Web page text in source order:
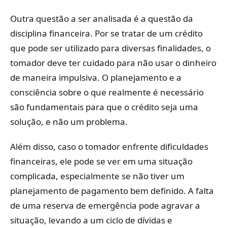
Outra questão a ser analisada é a questão da
disciplina financeira. Por se tratar de um crédito
que pode ser utilizado para diversas finalidades, o
tomador deve ter cuidado para não usar o dinheiro
de maneira impulsiva. O planejamento e a
consciência sobre o que realmente é necessário
são fundamentais para que o crédito seja uma
solução, e não um problema.
Além disso, caso o tomador enfrente dificuldades
financeiras, ele pode se ver em uma situação
complicada, especialmente se não tiver um
planejamento de pagamento bem definido. A falta
de uma reserva de emergência pode agravar a
situação, levando a um ciclo de dívidas e